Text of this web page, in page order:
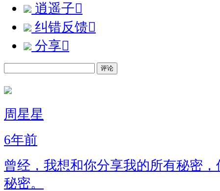
逍遥子
纠错反馈
分享
评论
周星星
6年前
曾经，我想和你分享我的所有秘密
秘密。